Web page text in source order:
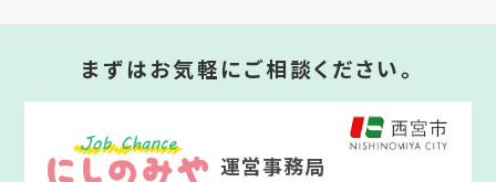
まずはお気軽にご相談ください。
運営事務局